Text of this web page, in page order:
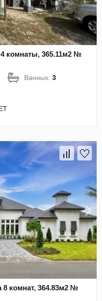
комнаты, 365.11м2 №
Ванных:3
комнат, 364.83м2 №